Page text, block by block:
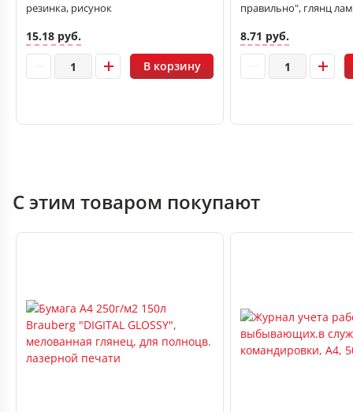
резинка, рисунок
15.18 руб.
В корзину
правильно", глянц лам
8.71 руб.
С этим товаром покупают